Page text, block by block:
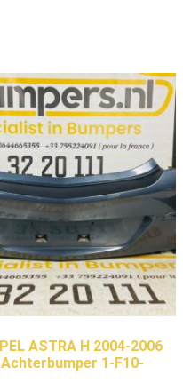
ASTRA H 2004-2006
1-F10-